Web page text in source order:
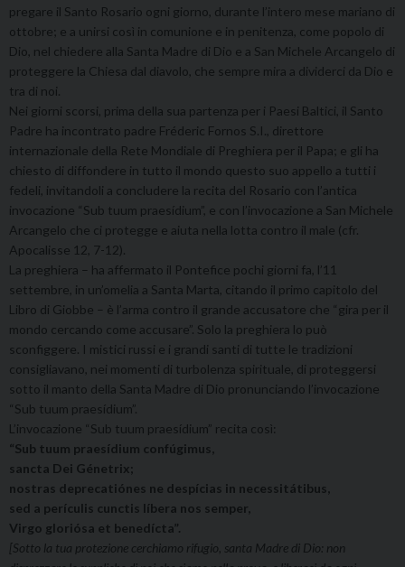
pregare il Santo Rosario ogni giorno, durante l’intero mese mariano di
ottobre; e a unirsi così in comunione e in penitenza, come popolo di
Dio, nel chiedere alla Santa Madre di Dio e a San Michele Arcangelo di
proteggere la Chiesa dal diavolo, che sempre mira a dividerci da Dio e
tra di noi.
Nei giorni scorsi, prima della sua partenza per i Paesi Baltici, il Santo
Padre ha incontrato padre Fréderic Fornos S.I., direttore
internazionale della Rete Mondiale di Preghiera per il Papa; e gli ha
chiesto di diffondere in tutto il mondo questo suo appello a tutti i
fedeli, invitandoli a concludere la recita del Rosario con l’antica
invocazione “Sub tuum praesídium”, e con l’invocazione a San Michele
Arcangelo che ci protegge e aiuta nella lotta contro il male (cfr.
Apocalisse 12, 7-12).
La preghiera – ha affermato il Pontefice pochi giorni fa, l’11
settembre, in un’omelia a Santa Marta, citando il primo capitolo del
Libro di Giobbe – è l’arma contro il grande accusatore che “gira per il
mondo cercando come accusare”. Solo la preghiera lo può
sconfiggere. I mistici russi e i grandi santi di tutte le tradizioni
consigliavano, nei momenti di turbolenza spirituale, di proteggersi
sotto il manto della Santa Madre di Dio pronunciando l’invocazione
“Sub tuum praesídium”.
L’invocazione “Sub tuum praesídium” recita così:
“Sub tuum praesídium confúgimus,
sancta Dei Génetrix;
nostras deprecatiónes ne despícias in necessitátibus,
sed a perículis cunctis líbera nos semper,
Virgo gloriósa et benedícta”.
[Sotto la tua protezione cerchiamo rifugio, santa Madre di Dio: non